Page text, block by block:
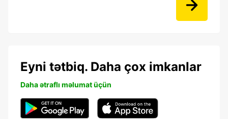
Eyni tətbiq. Daha çox imkanlar
Daha ətraflı məlumat üçün